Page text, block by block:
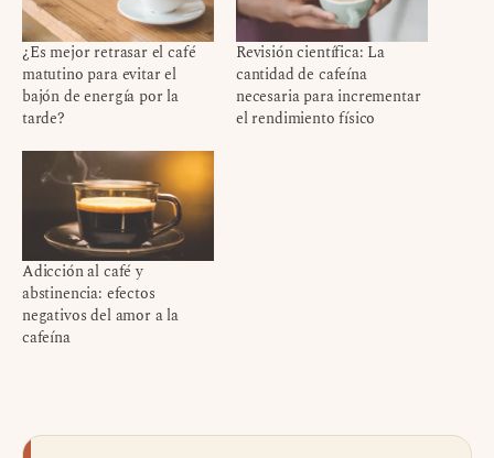
¿Es mejor retrasar el café
matutino para evitar el
bajón de energía por la
tarde?
Revisión científica: La
cantidad de cafeína
necesaria para incrementar
el rendimiento físico
Adicción al café y
abstinencia: efectos
negativos del amor a la
cafeína